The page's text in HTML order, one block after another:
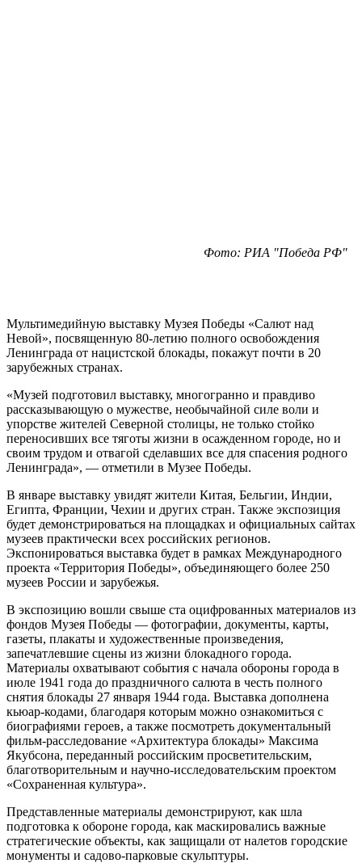
Фото: РИА "Победа РФ"
Мультимедийную выставку Музея Победы «Салют над
Невой», посвященную 80-летию полного освобождения
Ленинграда от нацистской блокады, покажут почти в 20
зарубежных странах.
«Музей подготовил выставку, многогранно и правдиво
рассказывающую о мужестве, необычайной силе воли и
упорстве жителей Северной столицы, не только стойко
переносивших все тяготы жизни в осажденном городе, но и
своим трудом и отвагой сделавших все для спасения родного
Ленинграда», — отметили в Музее Победы.
В январе выставку увидят жители Китая, Бельгии, Индии,
Египта, Франции, Чехии и других стран. Также экспозиция
будет демонстрироваться на площадках и официальных сайтах
музеев практически всех российских регионов.
Экспонироваться выставка будет в рамках Международного
проекта «Территория Победы», объединяющего более 250
музеев России и зарубежья.
В экспозицию вошли свыше ста оцифрованных материалов из
фондов Музея Победы — фотографии, документы, карты,
газеты, плакаты и художественные произведения,
запечатлевшие сцены из жизни блокадного города.
Материалы охватывают события с начала обороны города в
июле 1941 года до праздничного салюта в честь полного
снятия блокады 27 января 1944 года. Выставка дополнена
кьюар-кодами, благодаря которым можно ознакомиться с
биографиями героев, а также посмотреть документальный
фильм-расследование «Архитектура блокады» Максима
Якубсона, переданный российским просветительским,
благотворительным и научно-исследовательским проектом
«Сохраненная культура».
Представленные материалы демонстрируют, как шла
подготовка к обороне города, как маскировались важные
стратегические объекты, как защищали от налетов городские
монументы и садово-парковые скульптуры.